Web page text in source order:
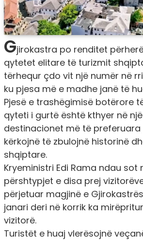
Gjirokastra po renditet
qytetet elitare të turizmit
tërhequr çdo vit një numër në
ku pjesa më e madhe janë të
Pjesë e trashëgimisë botërore
qyteti i gurtë është kthyer në
destinacionet më të
kërkojnë të zbulojnë historinë
shqiptare.
Kryeministri Edi Rama ndau
përshtypjet e disa prej
përjetuar magjinë e
janari deri në korrik ka
vizitorë.
Turistët e huaj vlerësojnë